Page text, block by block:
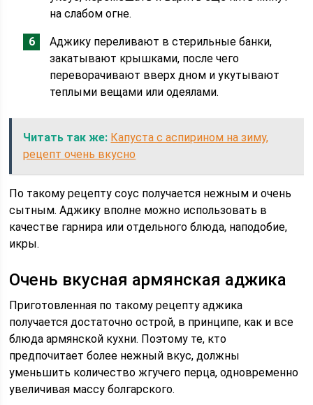
на слабом огне.
Аджику переливают в стерильные банки,
закатывают крышками, после чего
переворачивают вверх дном и укутывают
теплыми вещами или одеялами.
Читать так же: Капуста с аспирином на зиму,
рецепт очень вкусно
По такому рецепту соус получается нежным и очень
сытным. Аджику вполне можно использовать в
качестве гарнира или отдельного блюда, наподобие,
икры.
Очень вкусная армянская аджика
Приготовленная по такому рецепту аджика
получается достаточно острой, в принципе, как и все
блюда армянской кухни. Поэтому те, кто
предпочитает более нежный вкус, должны
уменьшить количество жгучего перца, одновременно
увеличивая массу болгарского.